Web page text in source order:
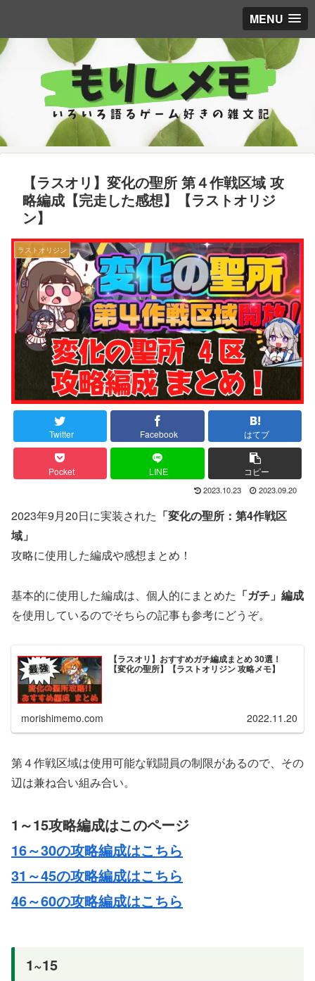
MENU
【ラスオリ】変化の聖所 第４作戦区域 攻
略編成【完走した感想】【ラストオリジ
ン】
ラストオリジン
Twitter Facebook はてブ
Pocket LINE コピー
2023.10.23 2023.09.20
2023年9月20日に実装された 「変化の聖所：第4作戦区
域」
攻略に使用した編成や感想まとめ！
基本的に使用した編成は、個人的にまとめた 「ガチ」編成
を使用しているのでそちらの記事も参考にどうぞ。
【ラスオリ】おすすめガチ編成まとめ 30選！
【変化の聖所】【ラストオリジン 攻略メモ】
morishimemo.com 2022.11.20
第４作戦区域は使用可能な戦闘員の制限があるので、その
辺は兼ね合い組み合い。
1～15攻略編成はこのページ
16～30の攻略編成はこちら
31～45の攻略編成はこちら
46～60の攻略編成はこちら
1~15